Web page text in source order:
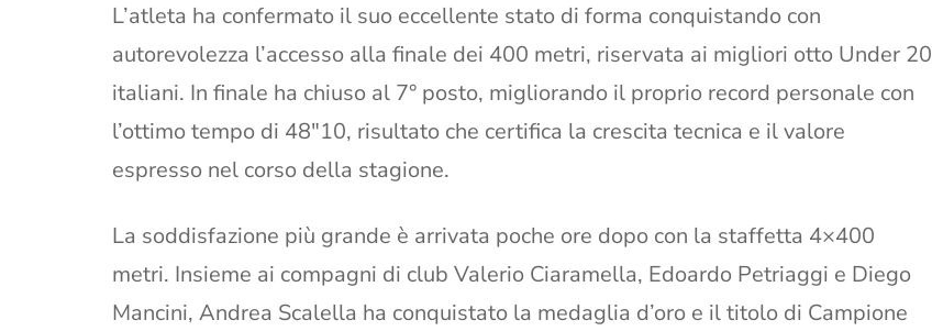
L’atleta ha confermato il suo eccellente stato di forma conquistando con
autorevolezza l’accesso alla finale dei 400 metri, riservata ai migliori otto Under 20
italiani. In finale ha chiuso al 7° posto, migliorando il proprio record personale con
l’ottimo tempo di 48″10, risultato che certifica la crescita tecnica e il valore
espresso nel corso della stagione.
La soddisfazione più grande è arrivata poche ore dopo con la staffetta 4×400
metri. Insieme ai compagni di club Valerio Ciaramella, Edoardo Petriaggi e Diego
Mancini, Andrea Scalella ha conquistato la medaglia d’oro e il titolo di Campione